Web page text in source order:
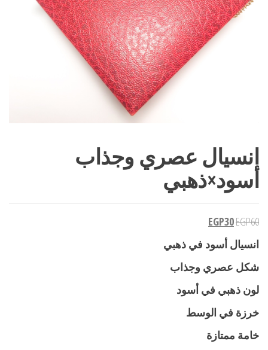
انسيال عصري وجذاب
أسود×ذهبي
EGP60
EGP30
انسيال أسود في ذهبي
شكل عصري وجذاب
لون ذهبي في أسود
خرزة في الوسط
خامة ممتازة